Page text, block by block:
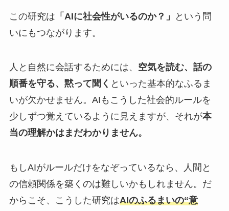
この研究は 「AIに社会性がいるのか？」
という問
いにもつながります。
人と自然に会話するためには、 空気を読む、話の
順番を守る、黙って聞く といった基本的なふるま
いが欠かせません。AIもこうした社会的ルールを
少しずつ覚えているように見えますが、それが本
当の理解かはまだわかりません。
もしAIがルールだけをなぞっているなら、人間と
の信頼関係を築くのは難しいかもしれません。だ
からこそ、こうした研究はAIのふるまいの“意